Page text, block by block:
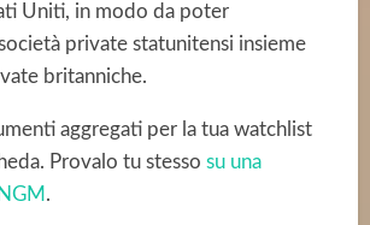
Uniti, in modo da poter
private statunitensi insieme
britanniche.
aggregati per la tua watchlist
Provalo tu stesso su una
.